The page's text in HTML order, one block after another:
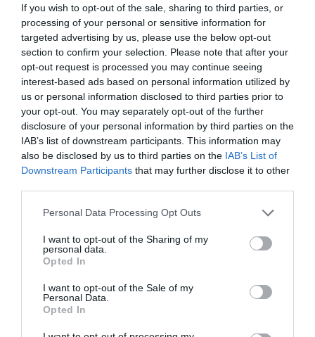
If you wish to opt-out of the sale, sharing to third parties, or
processing of your personal or sensitive information for
targeted advertising by us, please use the below opt-out
section to confirm your selection. Please note that after your
opt-out request is processed you may continue seeing
interest-based ads based on personal information utilized by
us or personal information disclosed to third parties prior to
your opt-out. You may separately opt-out of the further
disclosure of your personal information by third parties on the
IAB’s list of downstream participants. This information may
also be disclosed by us to third parties on the IAB’s List of
Downstream Participants that may further disclose it to other
Personal Data Processing Opt Outs
I want to opt-out of the Sharing of my
personal data.
Opted In
I want to opt-out of the Sale of my
Personal Data.
Opted In
A történet:Hawkins városának fiataljai és a
párhuzamos dimenziók (Upside Down) harca már
klasszikusnak számít.Miért nézd:A sorozat záró évada
előtt mindenki frissíti az emlékeit. A 80-as évek
hangulata, a nosztalgia és a karakterfejlődés miatt ez az
végignézni.
5. Emily Párizsban